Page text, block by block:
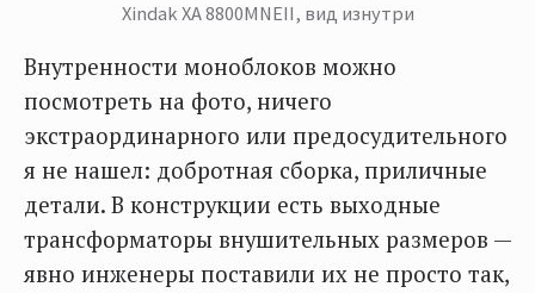
Xindak XA 8800MNEII, вид изнутри
Внутренности моноблоков можно
посмотреть на фото, ничего
экстраординарного или предосудительного
я не нашел: добротная сборка, приличные
детали. В конструкции есть выходные
трансформаторы внушительных размеров —
явно инженеры поставили их не просто так,